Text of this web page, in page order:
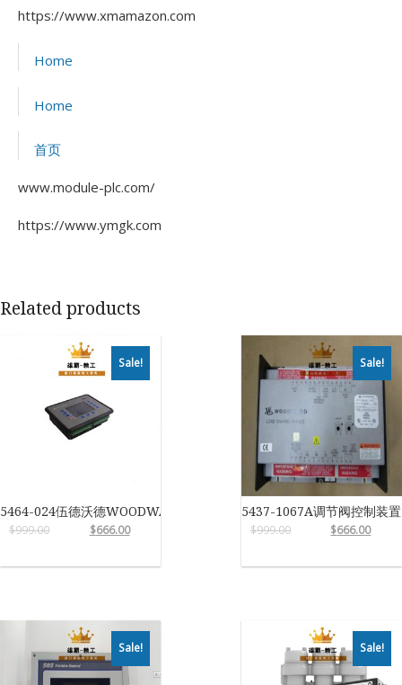
https://www.xmamazon.com
Home
Home
首页
www.module-plc.com/
https://www.ymgk.com
Related products
Sale!
5464-024伍德沃德WOODWARD
$999.00 $666.00
Sale!
5437-1067A调节阀控制装置
$999.00 $666.00
Sale! Sale!